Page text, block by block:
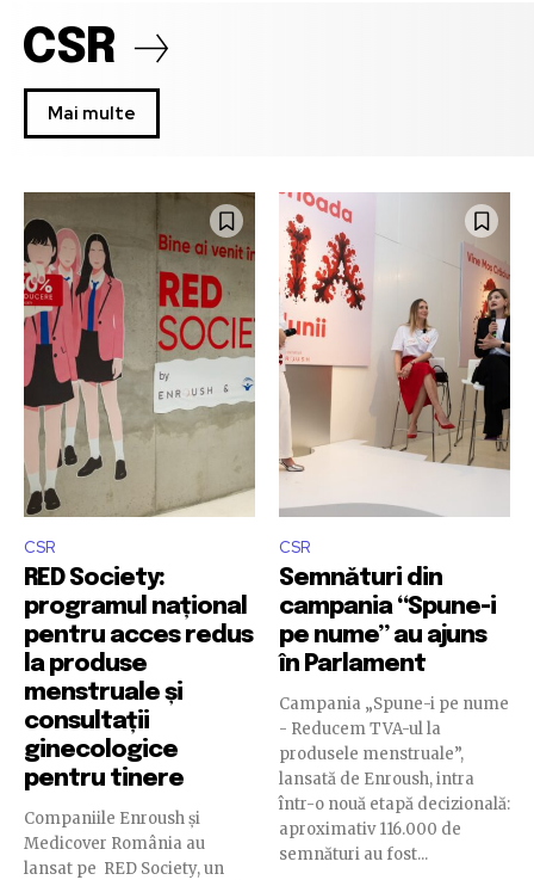
CSR
Mai multe
CSR
RED Society:
programul național
pentru acces redus
la produse
menstruale și
consultații
ginecologice
pentru tinere
Companiile Enroush și
Medicover România au
lansat pe RED Society, un
CSR
Semnături din
campania “Spune-i
pe nume” au ajuns
în Parlament
Campania „Spune-i pe nume
- Reducem TVA-ul la
produsele menstruale”,
lansată de Enroush, intra
într-o nouă etapă decizională:
aproximativ 116.000 de
semnături au fost...